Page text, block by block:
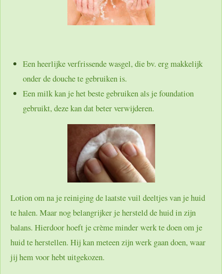
Een heerlijke verfrissende wasgel, die bv. erg makkelijk
onder de douche te gebruiken is.
Een milk kan je het beste gebruiken als je foundation
gebruikt, deze kan dat beter verwijderen.
Lotion om na je reiniging de laatste vuil deeltjes van je huid
te halen. Maar nog belangrijker je hersteld de huid in zijn
balans. Hierdoor hoeft je crème minder werk te doen om je
huid te herstellen. Hij kan meteen zijn werk gaan doen, waar
jij hem voor hebt uitgekozen.